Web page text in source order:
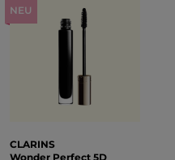
NEU
CLARINS
Wonder Perfect 5D